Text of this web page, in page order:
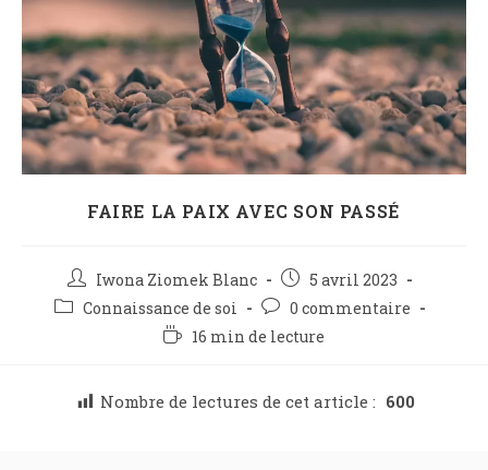
FAIRE LA PAIX AVEC SON PASSÉ
Iwona Ziomek Blanc
5 avril 2023
Connaissance de soi
0 commentaire
16 min de lecture
Nombre de lectures de cet article : 600